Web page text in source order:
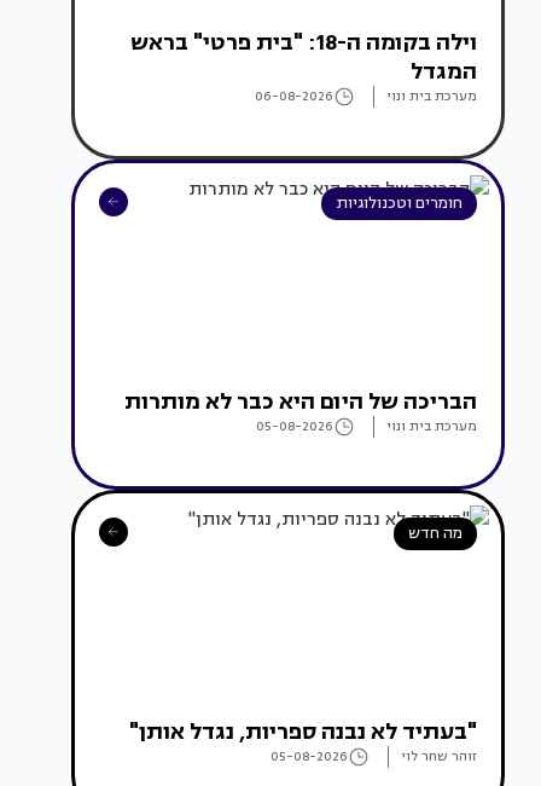
וילה בקומה ה-18: "בית פרטי" בראש
המגדל
מערכת בית ונוי 06-08-2026
חומרים וטכנולוגיות
הבריכה של היום היא כבר לא מותרות
מערכת בית ונוי 05-08-2026
מה חדש
"בעתיד לא נבנה ספריות, נגדל אותן"
זוהר שחר לוי 05-08-2026